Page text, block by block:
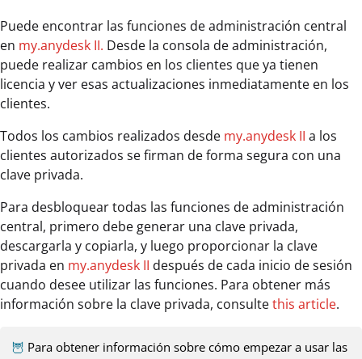
Puede encontrar las funciones de administración central
en my.anydesk II. Desde la consola de administración,
puede realizar cambios en los clientes que ya tienen
licencia y ver esas actualizaciones inmediatamente en los
clientes.
Todos los cambios realizados desde my.anydesk II a los
clientes autorizados se firman de forma segura con una
clave privada.
Para desbloquear todas las funciones de administración
central, primero debe generar una clave privada,
descargarla y copiarla, y luego proporcionar la clave
privada en my.anydesk II después de cada inicio de sesión
cuando desee utilizar las funciones. Para obtener más
información sobre la clave privada, consultethis article.
🦉 Para obtener información sobre cómo empezar a usar las